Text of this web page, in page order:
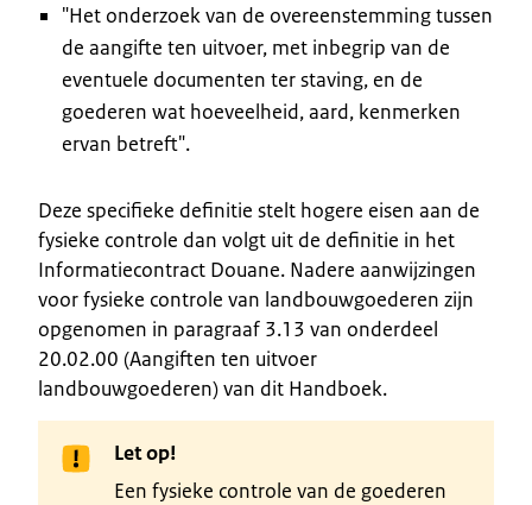
"Het onderzoek van de overeenstemming tussen
de aangifte ten uitvoer, met inbegrip van de
eventuele documenten ter staving, en de
goederen wat hoeveelheid, aard, kenmerken
ervan betreft".
Deze specifieke definitie stelt hogere eisen aan de
fysieke controle dan volgt uit de definitie in het
Informatiecontract Douane. Nadere aanwijzingen
voor fysieke controle van landbouwgoederen zijn
opgenomen in paragraaf 3.13 van onderdeel
20.02.00 (Aangiften ten uitvoer
landbouwgoederen) van dit Handboek.
Let op!
Een fysieke controle van de goederen